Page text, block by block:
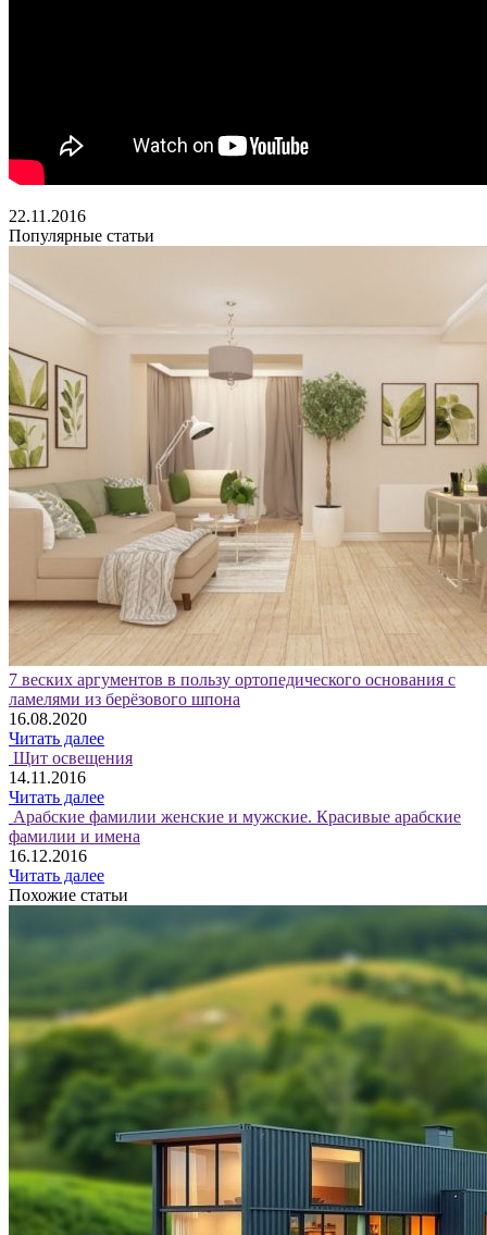
22.11.2016
Популярные статьи
7 веских аргументов в пользу ортопедического основания с
ламелями из берёзового шпона
16.08.2020
Читать далее
Щит освещения
14.11.2016
Читать далее
Арабские фамилии женские и мужские. Красивые арабские
фамилии и имена
16.12.2016
Читать далее
Похожие статьи